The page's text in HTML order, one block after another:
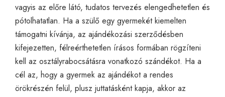
vagyis az előre látó, tudatos tervezés elengedhetetlen és
pótolhatatlan. Ha a szülő egy gyermekét kiemelten
támogatni kívánja, az ajándékozási szerződésben
kifejezetten, félreérthetetlen írásos formában rögzíteni
kell az osztályrabocsátásra vonatkozó szándékot. Ha a
cél az, hogy a gyermek az ajándékot a rendes
örökrészén felül, plusz juttatásként kapja, akkor az